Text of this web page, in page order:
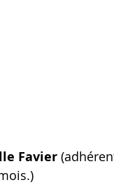
Favier